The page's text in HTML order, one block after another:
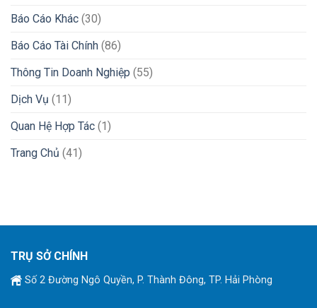
Báo Cáo Khác (30)
Báo Cáo Tài Chính (86)
Thông Tin Doanh Nghiệp (55)
Dịch Vụ (11)
Quan Hệ Hợp Tác (1)
Trang Chủ (41)
TRỤ SỞ CHÍNH
Số 2 Đường Ngô Quyền, P. Thành Đông, TP. Hải Phòng